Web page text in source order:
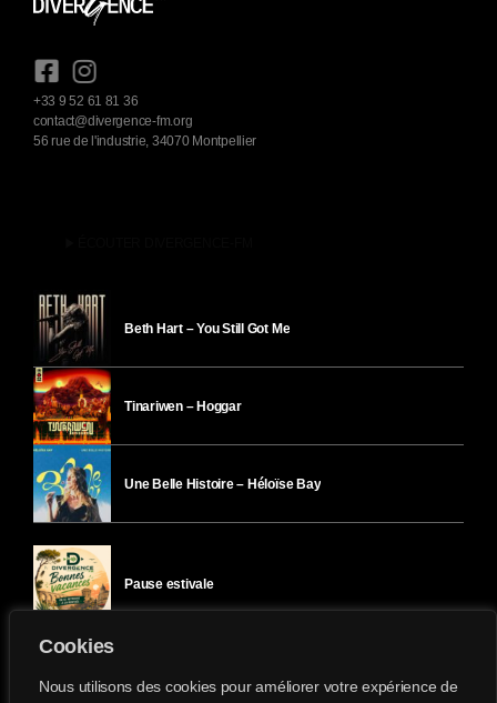
Cookies
Nous utilisons des cookies pour améliorer votre expérience de
+33 9 52 61 81 36
contact@divergence-fm.org
56 rue de l'industrie, 34070 Montpellier
Beth Hart – You Still Got Me
Tinariwen – Hoggar
Une Belle Histoire – Héloïse Bay
Pause estivale